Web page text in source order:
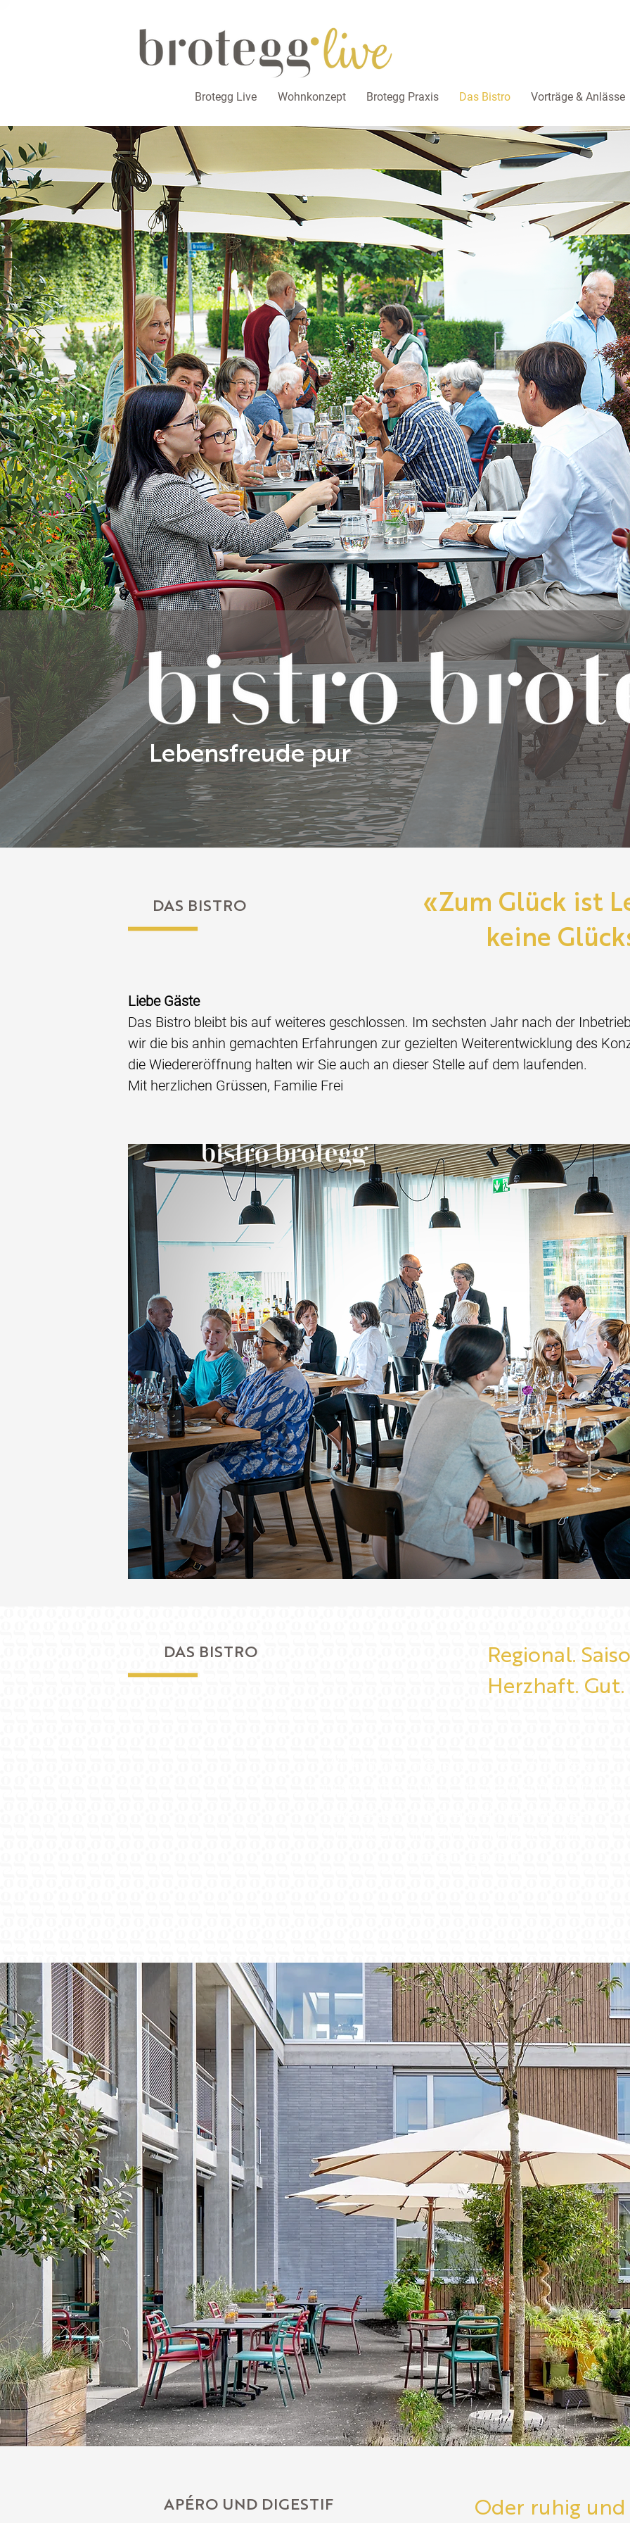
Brotegg Live Wohnkonzept Brotegg Praxis Das Bistro Vorträge & Anlässe
Lebensfreude pur
DAS BISTRO
«Zum Glück ist
keine
Liebe Gäste
Das Bistro bleibt bis auf weiteres geschlossen. Im sechsten Jahr nach der
wir die bis anhin gemachten Erfahrungen zur gezielten Weiterentwicklung des
die Wiedereröffnung halten wir Sie auch an dieser Stelle auf dem laufenden.
Mit herzlichen Grüssen, Familie Frei
DAS BISTRO
Regional.
Herzhaft. Gut.
APÉRO UND DIGESTIF Oder ruhig und